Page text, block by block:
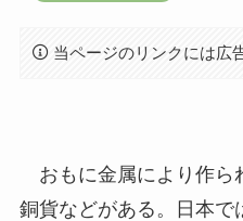
当ページのリンクには広
おもに金属により作ら
銅貨などがある。日本で